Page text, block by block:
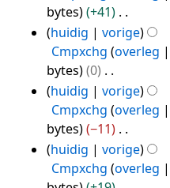
g
t
i
n
g
v
a
t
i
n
g
m
e
n
v
a
t
i
n
s
s
a
m
e
n
v
a
i
n
g
s
s
a
m
e
n
w
e
k
i
n
g
s
e
n
b
e
w
r
k
i
n
bytes
+41
G
e
n
b
e
w
r
huidig vorige
Cmpxchg overleg
bytes
0
G
e
n
b
e
huidig vorige
Cmpxchg overleg
bytes
−11
Ghuidig vorige
Cmpxchg overleg